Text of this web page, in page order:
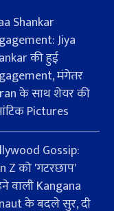
Shankar
Jiya
की हुई
मंगेतर
के साथ शेयर की
Pictures
Gossip:
Z को 'गटरछाप'
वाली Kangana
के बदले सुर, दी